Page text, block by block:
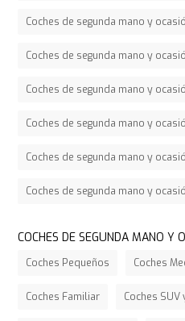
Coches de segunda mano y
Coches de segunda mano y
Coches de segunda mano y
Coches de segunda mano y
Coches de segunda mano y
Coches de segunda mano y
COCHES DE SEGUNDA MANO Y
Coches Pequeños Coches
Coches Familiar Coches SUV